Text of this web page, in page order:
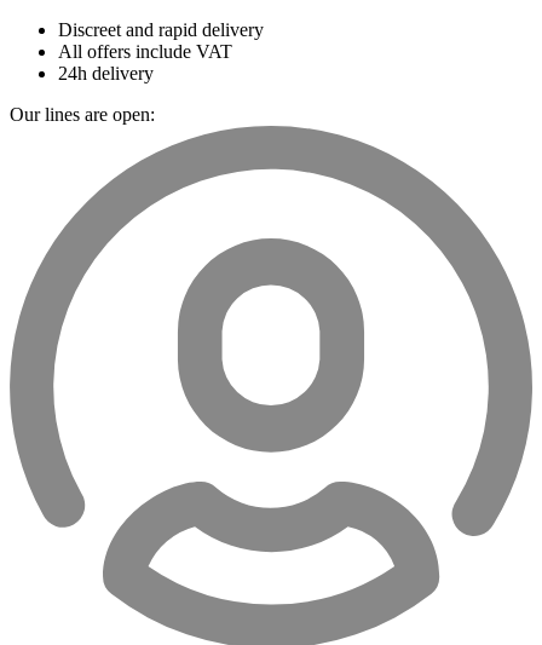
Discreet and rapid delivery
All offers include VAT
24h delivery
Our lines are open: